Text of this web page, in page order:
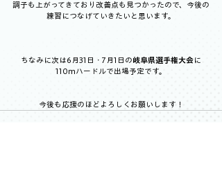
調子も上がってきており改善点も見つかったので、今後の
練習につなげていきたいと思います。
ちなみに次は6月31日・7月1日の岐阜県選手権大会に
110mハードルで出場予定です。
今後も応援のほどよろしくお願いします！